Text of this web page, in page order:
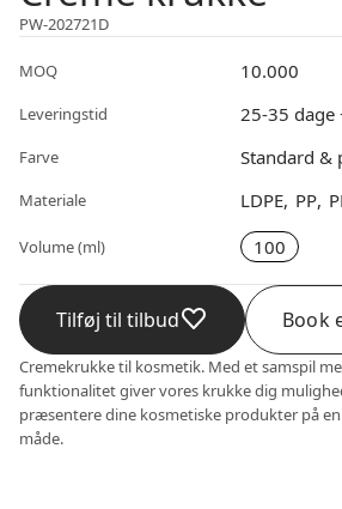
PW-202721D
MOQ 10.000
Leveringstid 25-35 dage
Farve Standard &
Materiale LDPE PP
Volume (ml) 100
Tilføj til tilbud Book
Cremekrukke til kosmetik. Med et samspil
funktionalitet giver vores krukke dig
præsentere dine kosmetiske produkter på
måde.